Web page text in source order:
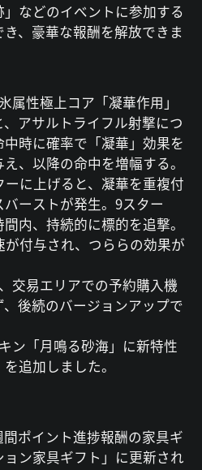
などのイベントに参加する
、豪華な報酬を解放できま
属性極上コア「凝華作用」
アサルトライフル射撃につ
時に確率で「凝華」効果を
、以降の命中を増幅する。
ーに上げると、凝華を重複付
ーストが発生。9スター
内、持続的に標的を追撃。
が付与され、つららの効果が
交易エリアでの予約購入機
後続のバージョンアップで
ン「月鳴る砂海」に新特性
追加しました。
間ポイント進捗報酬の家具ギ
ン家具ギフト」に更新され